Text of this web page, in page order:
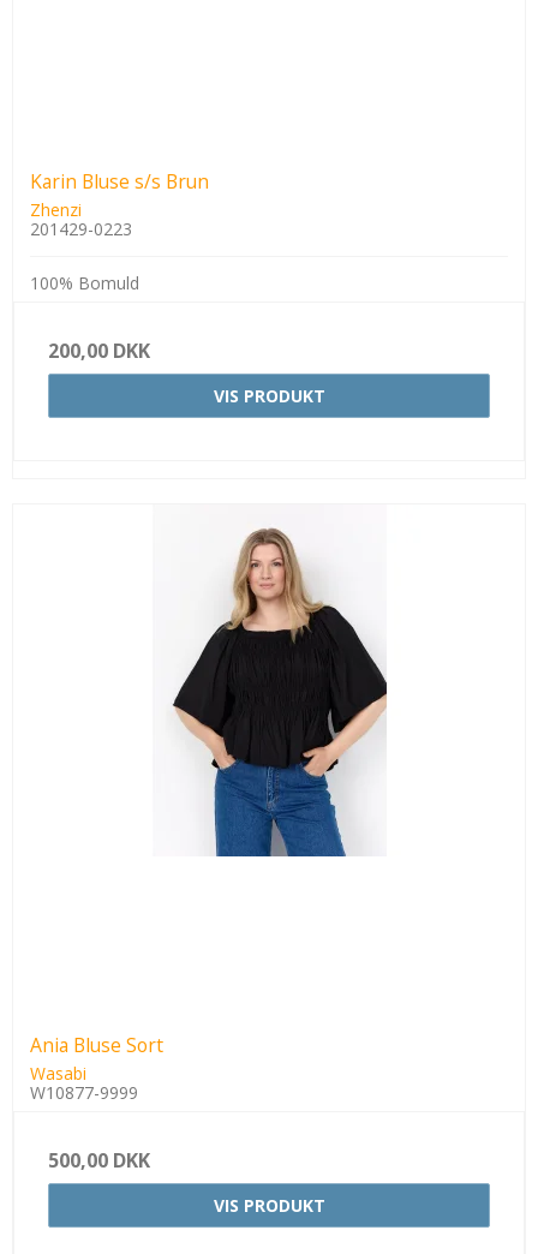
Karin Bluse s/s Brun
Zhenzi
201429-0223
100% Bomuld
200,00 DKK
VIS PRODUKT
Ania Bluse Sort
Wasabi
W10877-9999
500,00 DKK
VIS PRODUKT